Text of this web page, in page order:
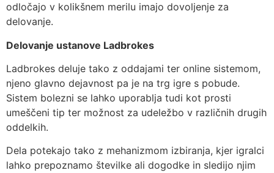
odločajo v kolikšnem merilu imajo dovoljenje za
delovanje.
Delovanje ustanove Ladbrokes
Ladbrokes deluje tako z oddajami ter online sistemom,
njeno glavno dejavnost pa je na trg igre s pobude.
Sistem bolezni se lahko uporablja tudi kot prosti
umeščeni tip ter možnost za udeležbo v različnih drugih
oddelkih.
Dela potekajo tako z mehanizmom izbiranja, kjer igralci
lahko prepoznamo številke ali dogodke in sledijo njim